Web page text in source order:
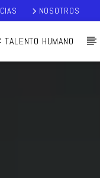
NOSOTROS
TALENTO HUMANO